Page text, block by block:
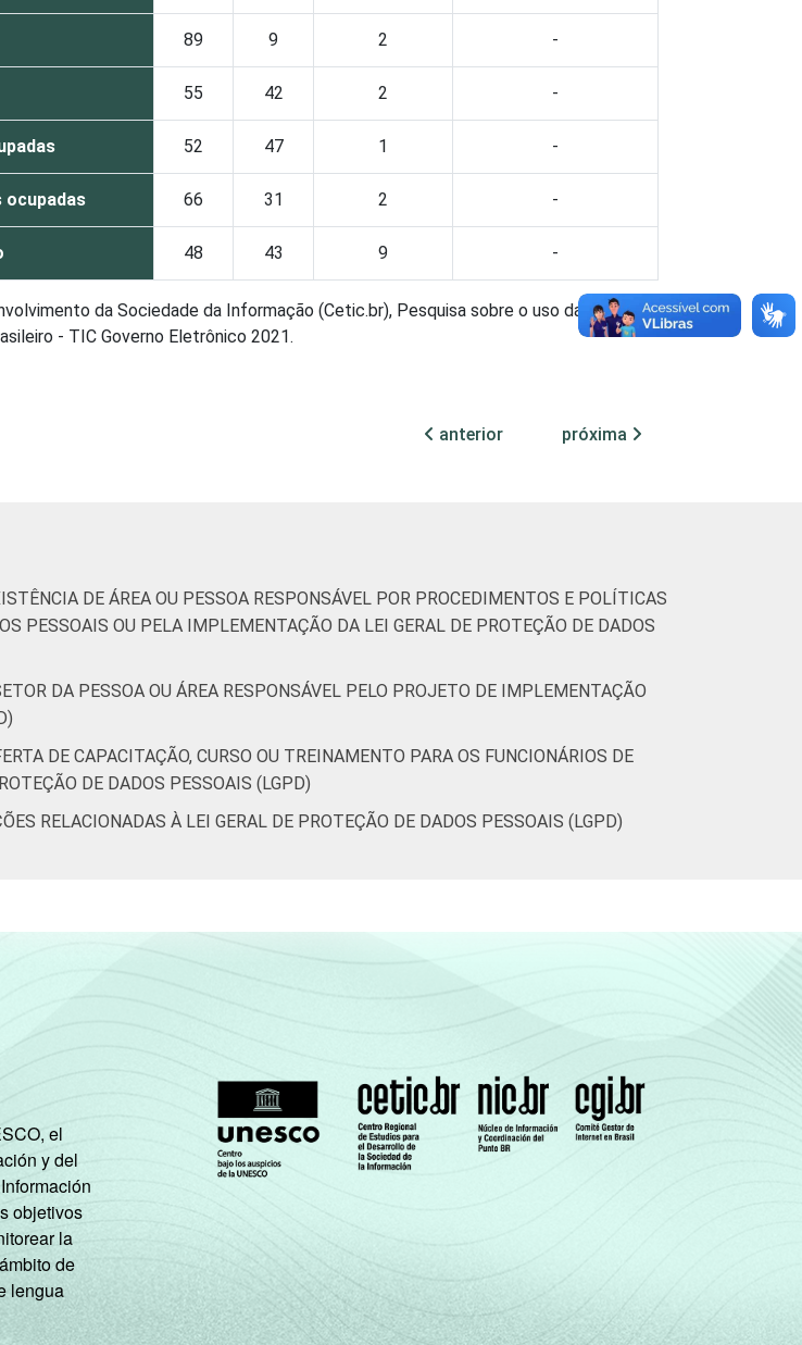
89 9 2 -
55 42 2 -
52 47 1 -
ocupadas 66 31 2 -
48 43 9 -
da Sociedade da Informação (Cetic.br), Pesquisa sobre o uso das
- TIC Governo Eletrônico 2021.
anterior próxima
DE ÁREA OU PESSOA RESPONSÁVEL POR PROCEDIMENTOS E POLÍTICAS
PESSOAIS OU PELA IMPLEMENTAÇÃO DA LEI GERAL DE PROTEÇÃO DE DADOS
DA PESSOA OU ÁREA RESPONSÁVEL PELO PROJETO DE IMPLEMENTAÇÃO
DE CAPACITAÇÃO, CURSO OU TREINAMENTO PARA OS FUNCIONÁRIOS DE
DE DADOS PESSOAIS (LGPD)
RELACIONADAS À LEI GERAL DE PROTEÇÃO DE DADOS PESSOAIS (LGPD)
el
y del
objetivos
la
de
lengua